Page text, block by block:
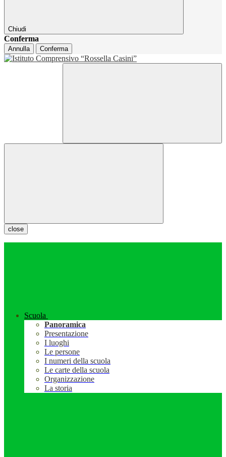
Chiudi
Conferma
Annulla Conferma
close
Scuola
Panoramica
Presentazione
I luoghi
Le persone
I numeri della scuola
Le carte della scuola
Organizzazione
La storia